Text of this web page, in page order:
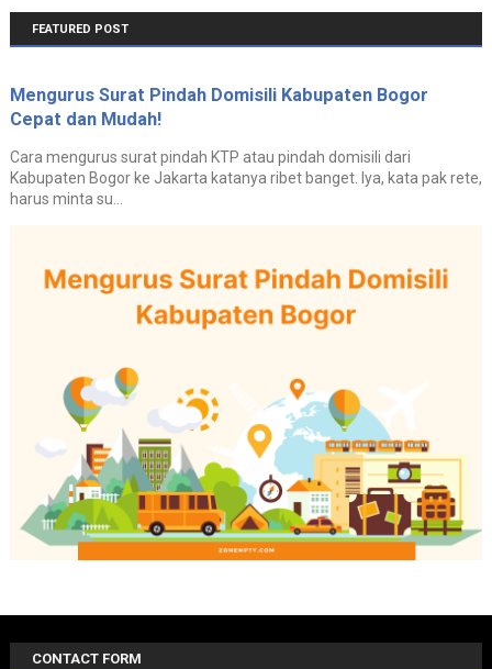
FEATURED POST
Mengurus Surat Pindah Domisili Kabupaten Bogor
Cepat dan Mudah!
Cara mengurus surat pindah KTP atau pindah domisili dari
Kabupaten Bogor ke Jakarta katanya ribet banget. Iya, kata pak rete,
harus minta su...
CONTACT FORM